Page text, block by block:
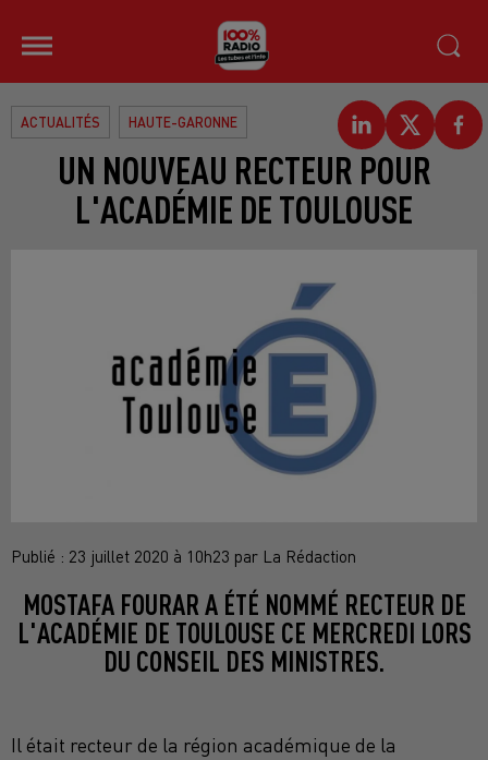
ACTUALITÉS HAUTE-GARONNE
UN NOUVEAU RECTEUR POUR
L'ACADÉMIE DE TOULOUSE
Publié : 23 juillet 2020 à 10h23 par La Rédaction
MOSTAFA FOURAR A ÉTÉ NOMMÉ RECTEUR DE
L'ACADÉMIE DE TOULOUSE CE MERCREDI LORS
DU CONSEIL DES MINISTRES.
Il était recteur de la région académique de la